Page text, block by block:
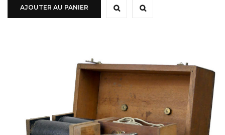
AJOUTER AU PANIER